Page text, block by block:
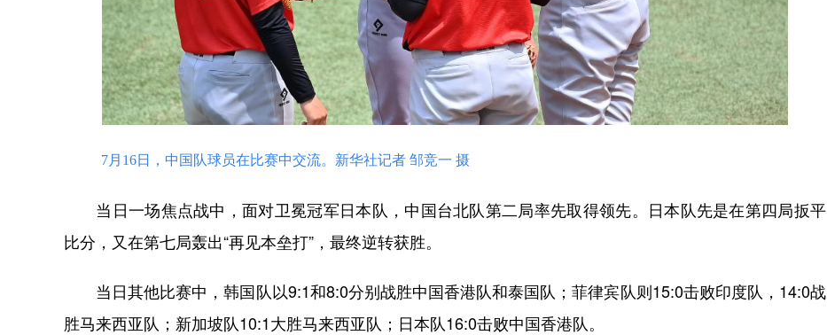
7月16日，中国队球员在比赛中交流。新华社记者 邹竞一 摄
当日一场焦点战中，面对卫冕冠军日本队，中国台北队第二局率先取得领先。日本队先是在第四局扳平
比分，又在第七局轰出“再见本垒打”，最终逆转获胜。
当日其他比赛中，韩国队以9:1和8:0分别战胜中国香港队和泰国队；菲律宾队则15:0击败印度队，14:0战
胜马来西亚队；新加坡队10:1大胜马来西亚队；日本队16:0击败中国香港队。